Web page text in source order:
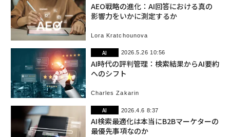
AEO戦略の進化：AI回答における真の
影響力をいかに測定するか
Lora Kratchounova
AI 2026.5.26 10:56
AI時代の評判管理：検索結果からAI要約
へのシフト
Charles Zakarin
AI 2026.4.6 8:37
AI検索最適化は本当にB2Bマーケターの
最優先事項なのか